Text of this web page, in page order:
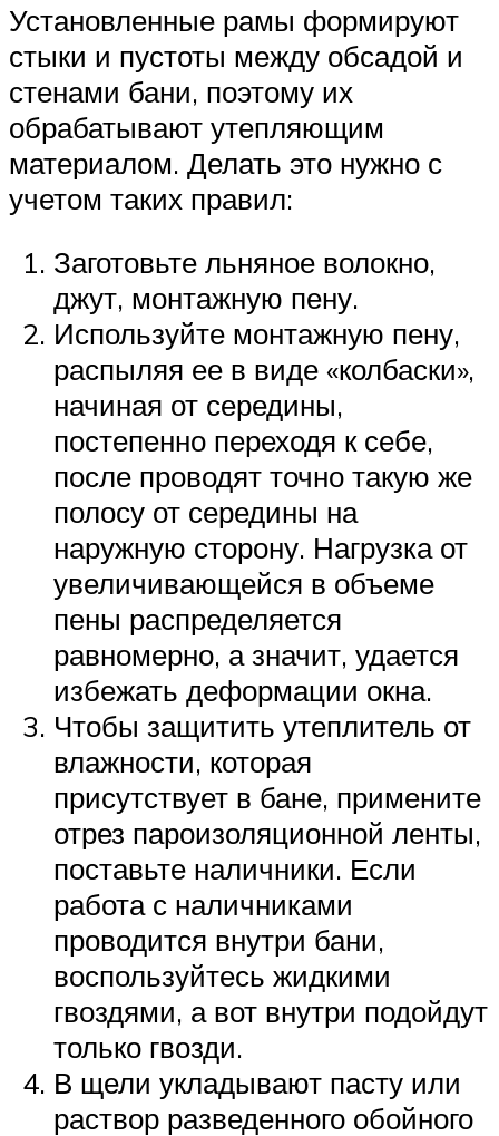
Установленные рамы формируют
стыки и пустоты между обсадой и
стенами бани, поэтому их
обрабатывают утепляющим
материалом. Делать это нужно с
учетом таких правил:
Заготовьте льняное волокно,
джут, монтажную пену.
Используйте монтажную пену,
распыляя ее в виде «колбаски»,
начиная от середины,
постепенно переходя к себе,
после проводят точно такую же
полосу от середины на
наружную сторону. Нагрузка от
увеличивающейся в объеме
пены распределяется
равномерно, а значит, удается
избежать деформации окна.
Чтобы защитить утеплитель от
влажности, которая
присутствует в бане, примените
отрез пароизоляционной ленты,
поставьте наличники. Если
работа с наличниками
проводится внутри бани,
воспользуйтесь жидкими
гвоздями, а вот внутри подойдут
только гвозди.
В щели укладывают пасту или
раствор разведенного обойного